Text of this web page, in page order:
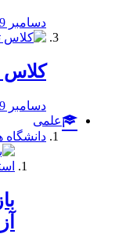
دسامبر 19, 2019
کلاس
دسامبر 19, 2019
علمی
دانشگاه